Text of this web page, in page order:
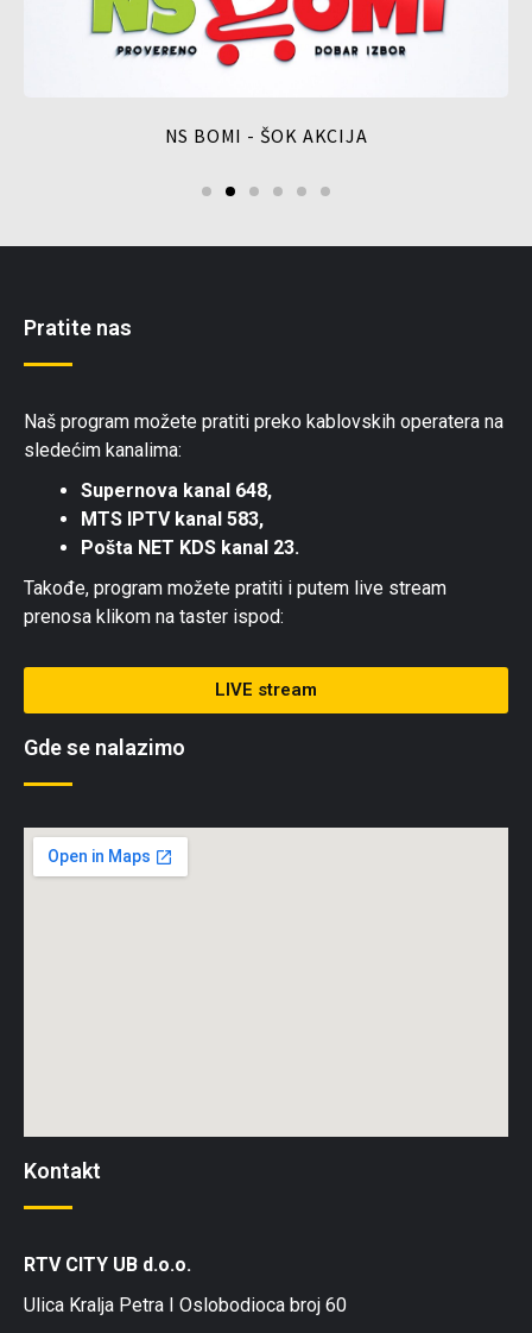
NS BOMI - ŠOK AKCIJA
Pratite nas
Naš program možete pratiti preko kablovskih operatera na
sledećim kanalima:
Supernova kanal 648,
MTS IPTV kanal 583,
Pošta NET KDS kanal 23.
Takođe, program možete pratiti i putem live stream
prenosa klikom na taster ispod:
LIVE stream
Gde se nalazimo
Kontakt
RTV CITY UB d.o.o.
Ulica Kralja Petra I Oslobodioca broj 60